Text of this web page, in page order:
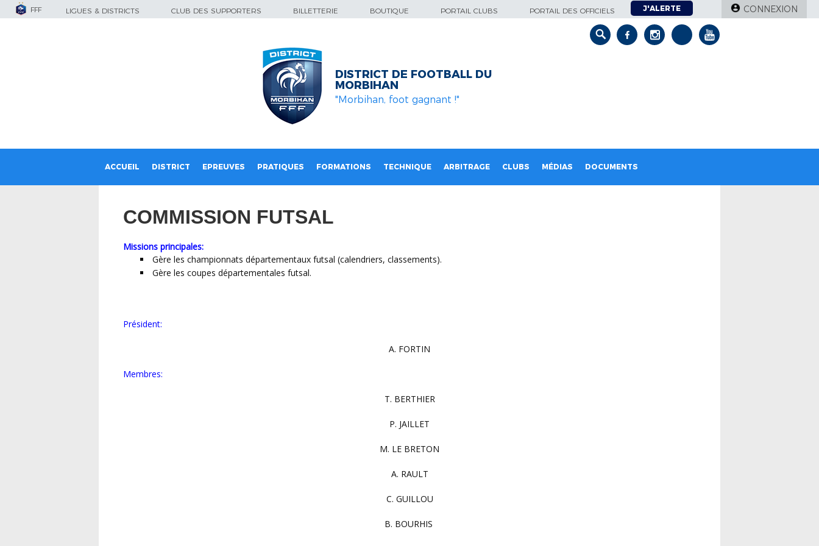
FFF LIGUES & DISTRICTS CLUB DES SUPPORTERS BILLETTERIE BOUTIQUE PORTAIL CLUBS PORTAIL DES OFFICIELS J'ALERTE CONNEXION
DISTRICT DE FOOTBALL DU
MORBIHAN
"Morbihan, foot gagnant !"
ACCUEIL DISTRICT EPREUVES PRATIQUES FORMATIONS TECHNIQUE ARBITRAGE CLUBS MÉDIAS DOCUMENTS
COMMISSION FUTSAL
Missions principales:
Gère les championnats départementaux futsal (calendriers, classements).
Gère les coupes départementales futsal.
Président:
A. FORTIN
Membres:
T. BERTHIER
P. JAILLET
M. LE BRETON
A. RAULT
C. GUILLOU
B. BOURHIS